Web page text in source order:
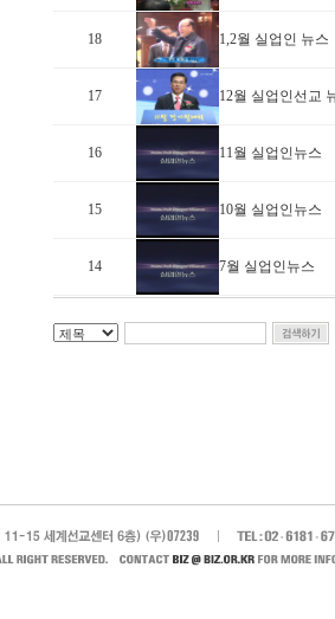
18 1,2월 실업인 뉴스
17 12월 실업인선교
16 11월 실업인뉴스
15 10월 실업인뉴스
14 7월 실업인뉴스